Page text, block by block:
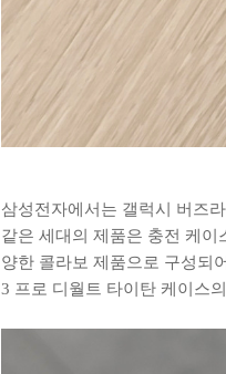
삼성전자에서는 갤럭시 버즈
같은 세대의 제품은 충전 케
양한 콜라보 제품으로 구성되
3 프로 디월트 타이탄 케이스